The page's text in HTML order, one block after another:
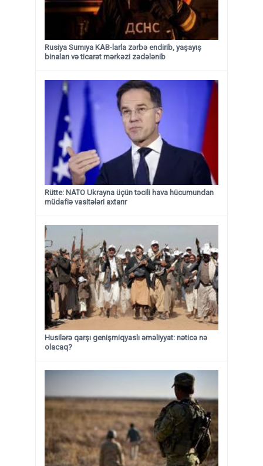
Rusiya Sumıya KAB-larla zərbə endirib, yaşayış
binaları və ticarət mərkəzi zədələnib
Rütte: NATO Ukrayna üçün təcili hava hücumundan
müdafiə vasitələri axtarır
Husilərə qarşı genişmiqyaslı əməliyyat: nəticə nə
olacaq?